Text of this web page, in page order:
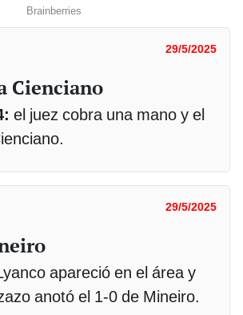
29/5/2025
Cienciano
el juez cobra una mano y el
29/5/2025
apareció en el área y
anotó el 1-0 de Mineiro.